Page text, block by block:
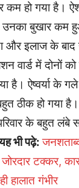
कम हो गया है।
बुखार कम
और इलाज के बाद
में दोनों को
है। ऐष्वर्या के
ठीक हो गया
के बहुत लंबे
भी पढ़े:
जोरदार टक्कर,
हालात गंभीर